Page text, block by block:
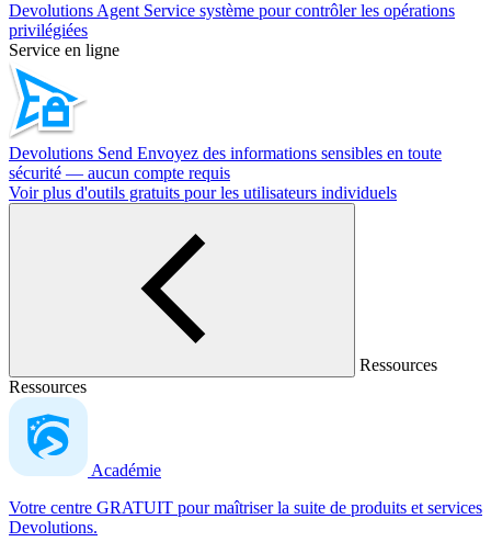
Devolutions Agent Service système pour contrôler les opérations
privilégiées
Service en ligne
Devolutions Send Envoyez des informations sensibles en toute
sécurité — aucun compte requis
Voir plus d'outils gratuits pour les utilisateurs individuels
Ressources
Ressources
Académie
Votre centre GRATUIT pour maîtriser la suite de produits et services
Devolutions.